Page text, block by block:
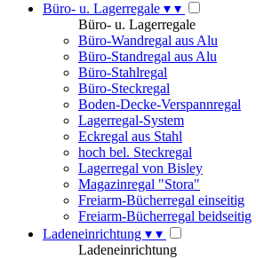
Büro- u. Lagerregale ▾ ▾
Büro- u. Lagerregale
Büro-Wandregal aus Alu
Büro-Standregal aus Alu
Büro-Stahlregal
Büro-Steckregal
Boden-Decke-Verspannregal
Lagerregal-System
Eckregal aus Stahl
hoch bel. Steckregal
Lagerregal von Bisley
Magazinregal "Stora"
Freiarm-Bücherregal einseitig
Freiarm-Bücherregal beidseitig
Ladeneinrichtung ▾ ▾
Ladeneinrichtung